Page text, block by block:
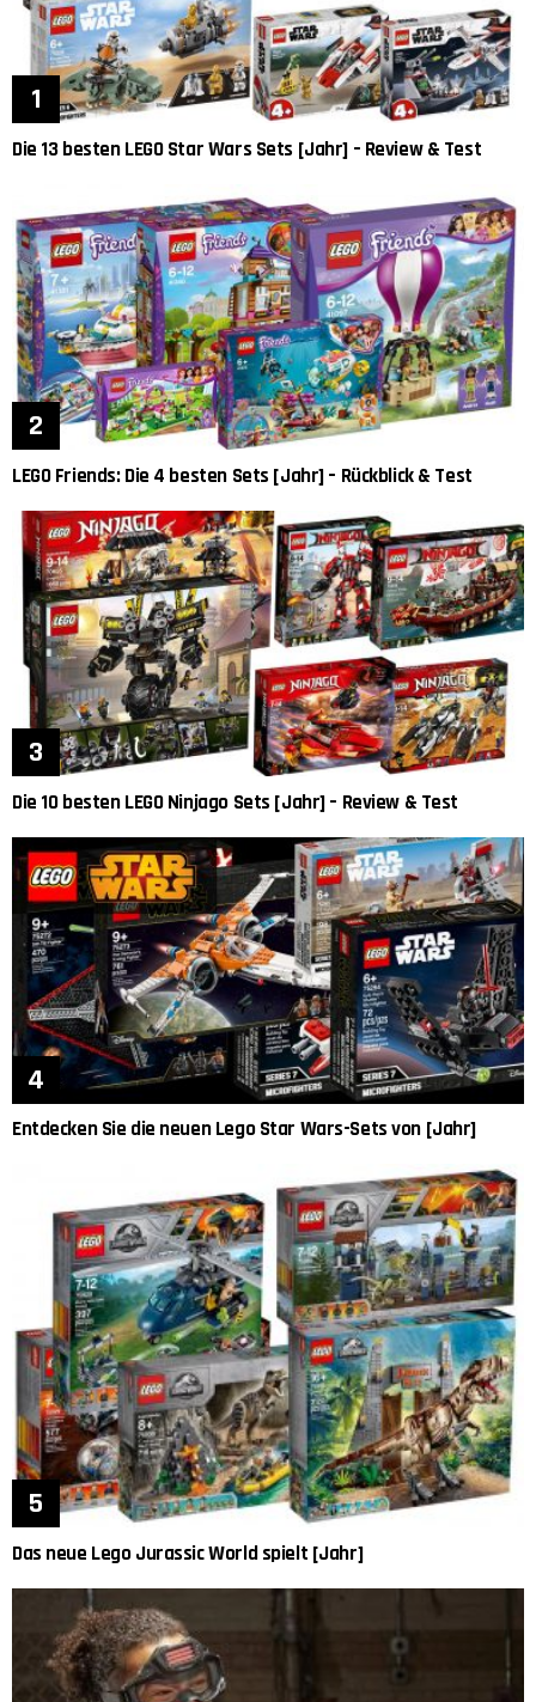
Die 13 besten LEGO Star Wars Sets [Jahr] – Review & Test
LEGO Friends: Die 4 besten Sets [Jahr] – Rückblick & Test
Die 10 besten LEGO Ninjago Sets [Jahr] – Review & Test
Entdecken Sie die neuen Lego Star Wars-Sets von [Jahr]
Das neue Lego Jurassic World spielt [Jahr]